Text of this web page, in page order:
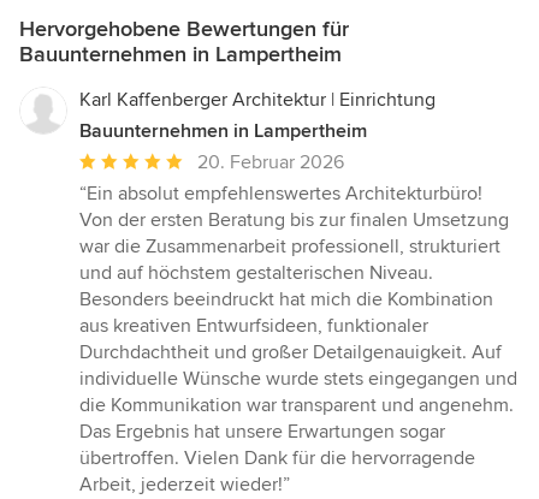
Hervorgehobene Bewertungen für
Bauunternehmen in Lampertheim
Karl Kaffenberger Architektur | Einrichtung
Bauunternehmen in Lampertheim
Durchschnittliche
Bewertung:
5
von
5
Sternen
20. Februar 2026
“Ein absolut empfehlenswertes Architekturbüro!
Von der ersten Beratung bis zur finalen Umsetzung
war die Zusammenarbeit professionell, strukturiert
und auf höchstem gestalterischen Niveau.
Besonders beeindruckt hat mich die Kombination
aus kreativen Entwurfsideen, funktionaler
Durchdachtheit und großer Detailgenauigkeit. Auf
individuelle Wünsche wurde stets eingegangen und
die Kommunikation war transparent und angenehm.
Das Ergebnis hat unsere Erwartungen sogar
übertroffen. Vielen Dank für die hervorragende
Arbeit, jederzeit wieder!”